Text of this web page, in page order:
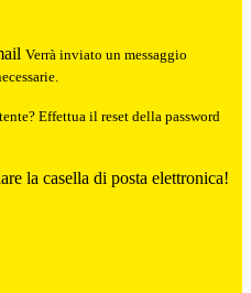
Verrà inviato un messaggio
Effettua il reset della password
la casella di posta elettronica!